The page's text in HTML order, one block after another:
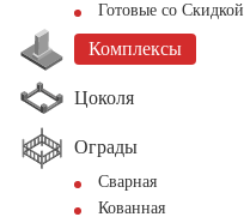
Готовые со Скидкой
Комплексы
Цоколя
Ограды
Сварная
Кованная